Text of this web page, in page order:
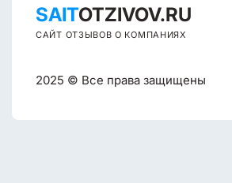
SAITOTZIVOV.RU
САЙТ ОТЗЫВОВ О КОМПАНИЯХ
2025 © Все права защищены